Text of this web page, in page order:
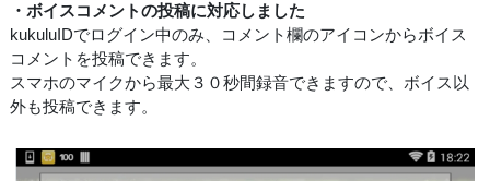
・ボイスコメントの投稿に対応しました
kukuluIDでログイン中のみ、コメント欄のアイコンからボイス
コメントを投稿できます。
スマホのマイクから最大３０秒間録音できますので、ボイス以
外も投稿できます。